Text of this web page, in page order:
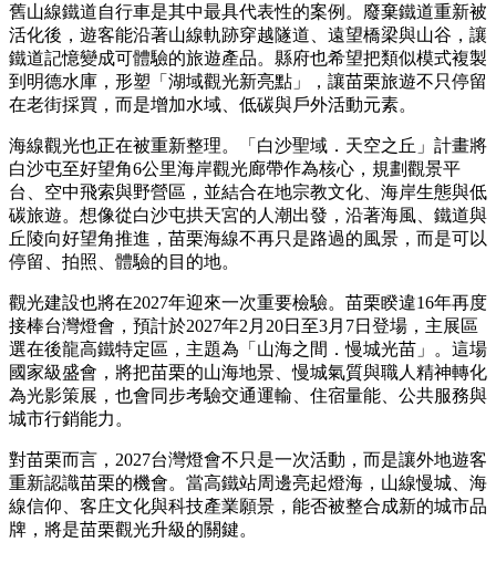
舊山線鐵道自行車是其中最具代表性的案例。廢棄鐵道重新被
活化後，遊客能沿著山線軌跡穿越隧道、遠望橋梁與山谷，讓
鐵道記憶變成可體驗的旅遊產品。縣府也希望把類似模式複製
到明德水庫，形塑「湖域觀光新亮點」，讓苗栗旅遊不只停留
在老街採買，而是增加水域、低碳與戶外活動元素。
海線觀光也正在被重新整理。「白沙聖域．天空之丘」計畫將
白沙屯至好望角6公里海岸觀光廊帶作為核心，規劃觀景平
台、空中飛索與野營區，並結合在地宗教文化、海岸生態與低
碳旅遊。想像從白沙屯拱天宮的人潮出發，沿著海風、鐵道與
丘陵向好望角推進，苗栗海線不再只是路過的風景，而是可以
停留、拍照、體驗的目的地。
觀光建設也將在2027年迎來一次重要檢驗。苗栗睽違16年再度
接棒台灣燈會，預計於2027年2月20日至3月7日登場，主展區
選在後龍高鐵特定區，主題為「山海之間．慢城光苗」。這場
國家級盛會，將把苗栗的山海地景、慢城氣質與職人精神轉化
為光影策展，也會同步考驗交通運輸、住宿量能、公共服務與
城市行銷能力。
對苗栗而言，2027台灣燈會不只是一次活動，而是讓外地遊客
重新認識苗栗的機會。當高鐵站周邊亮起燈海，山線慢城、海
線信仰、客庄文化與科技產業願景，能否被整合成新的城市品
牌，將是苗栗觀光升級的關鍵。